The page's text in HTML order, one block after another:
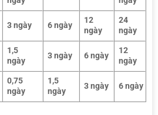
3 ngày 6 ngày
12
ngày
24
ngày
1,5
ngày
3 ngày 6 ngày
12
ngày
0,75
ngày
1,5
ngày
3 ngày 6 ngày